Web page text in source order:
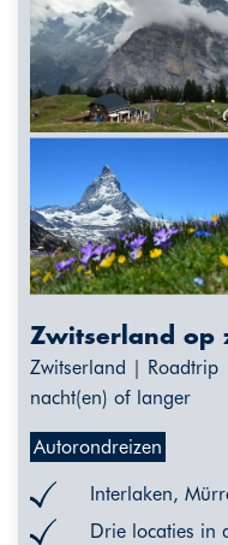
Zwitserland op
Zwitserland |
nacht(en) of langer
Autorondreizen
Interlaken,
Drie locaties in